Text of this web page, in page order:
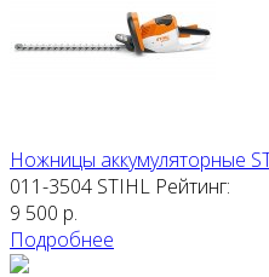
Ножницы аккумуляторные
011-3504 STIHL Рейтинг:
9 500 р.
Подробнее